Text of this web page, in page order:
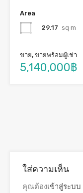
Area
29.17 sq m
ขาย, ขายพร้อมผู้เช่า
5,140,000฿
ใส่ความเห็น
คุณต้องเข้าสู่ระบบ